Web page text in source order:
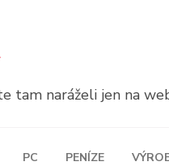
tam naráželi jen na
PC PENÍZE